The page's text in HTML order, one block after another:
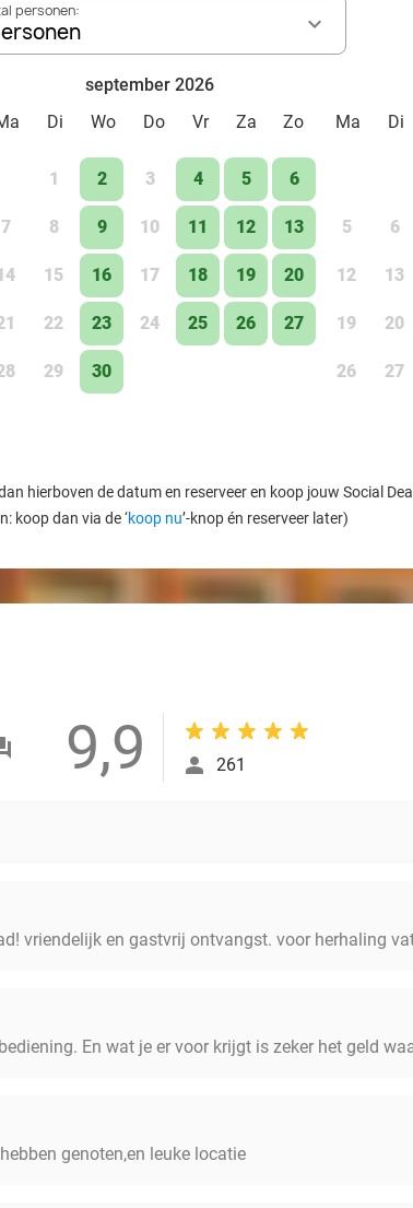
personen:
september 2026
Di Wo Do Vr Za Zo
1 2 3 4 5 6
7 8 9 10 11 12 13
15 16 17 18 19 20
22 23 24 25 26 27
29 30
Ma
Di
5 6
12 13
19 20
26 27
hierboven de datum en reserveer en koop jouw Social
koop dan via de ‘koop nu’-knop én reserveer later)
9,9 261
vriendelijk en gastvrij ontvangst. voor herhaling
En wat je er voor krijgt is zeker het geld
genoten,en leuke locatie